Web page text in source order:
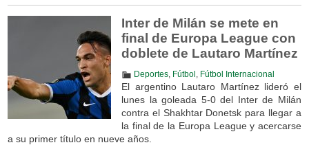
Inter de Milán se mete en
final de Europa League con
doblete de Lautaro Martínez
Deportes, Fútbol Fútbol Internacional
El argentino Lautaro Martínez lideró el
lunes la goleada 5-0 del Inter de Milán
contra el Shakhtar Donetsk para llegar a
la final de la Europa League y acercarse
a su primer título en nueve años.